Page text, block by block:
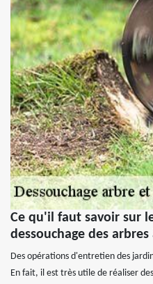
Ce qu'il faut savoir sur
dessouchage des
Des opérations d'entretien des
En fait, il est très utile de réaliser